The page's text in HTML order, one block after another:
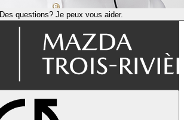
Des questions? Je peux vous aider.